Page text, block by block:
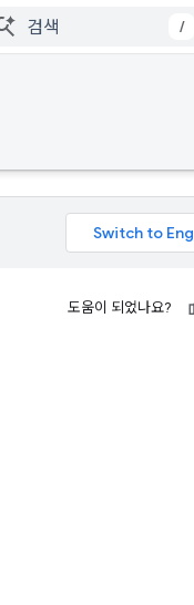
/
도움이 되었나요?